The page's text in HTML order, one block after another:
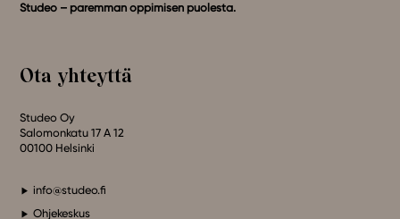
Studeo – paremman oppimisen puolesta.
Ota yhteyttä
Studeo Oy
Salomonkatu 17 A 12
00100 Helsinki
info@studeo.fi
Ohjekeskus